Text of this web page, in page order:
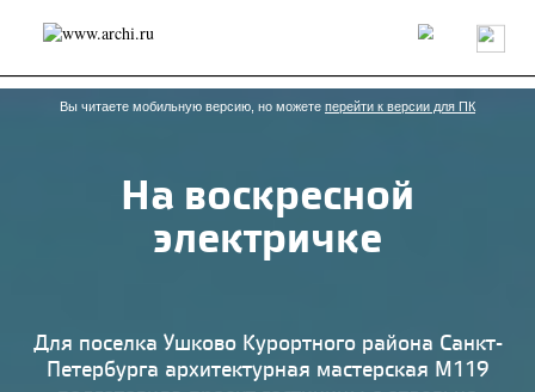
Россия Мир Технологии Интерьер Пресса
Архитекторы
Проекты
Конкурсы События Книги Вакансии
Анонсы конкурсов
Блог
Исследование
Объект
Результаты конкурса
Книги
Наследие Образование
Урбанистика
Эко
Вы читаете мобильную версию, но можете перейти к версии для ПК
На воскресной
электричке
Для поселка Ушково Курортного района Санкт-
Петербурга архитектурная мастерская М119